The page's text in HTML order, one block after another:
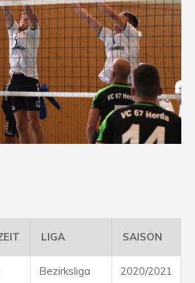
LIGA SAISON
Bezirksliga
2020/2021